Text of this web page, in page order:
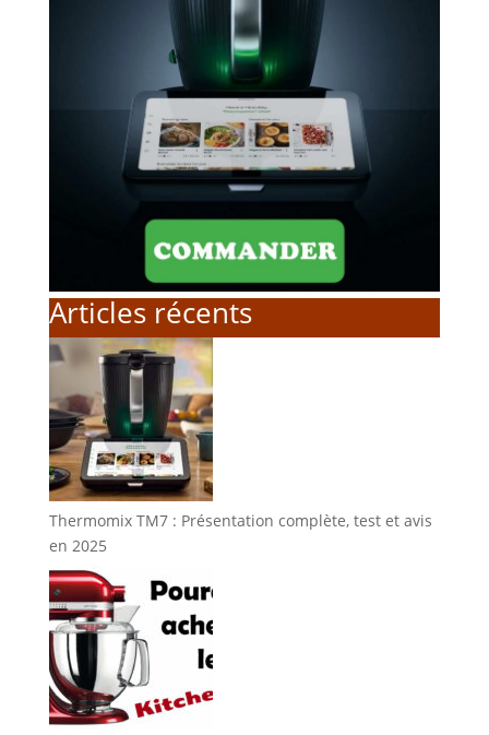
Articles récents
Thermomix TM7 : Présentation complète, test et avis
en 2025